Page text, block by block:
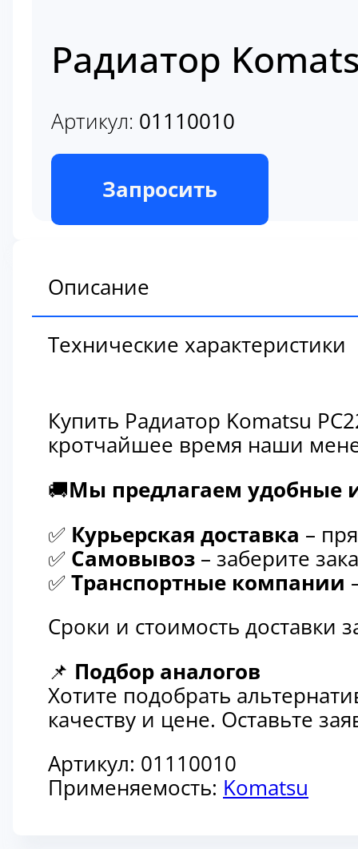
Радиатор
Артикул: 01110010
В наличии
Запросить
Описание
Технические характеристики
Купить Радиатор Komatsu
кротчайшее время наши
🚚Мы предлагаем удобные
✅ Курьерская доставка –
✅ Самовывоз – заберите
✅ Транспортные компании
Сроки и стоимость доставки
📌 Подбор аналогов
Хотите подобрать
качеству и цене. Оставьте
Артикул: 01110010
Применяемость: Komatsu